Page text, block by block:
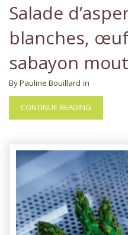
Salade
blanches,
sabayon
By Pauline Bouillard in
CONTINUE READING